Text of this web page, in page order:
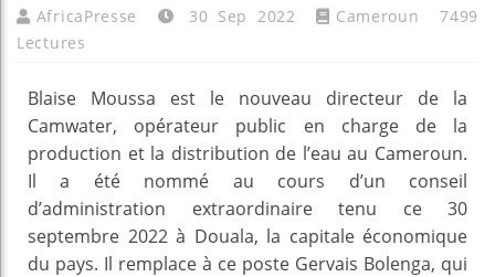
AfricaPresse 30 Sep 2022 Cameroun
7499
Lectures
Blaise Moussa est le nouveau directeur de la
Camwater, opérateur public en charge de la
production et la distribution de l’eau au Cameroun.
Il a été nommé au cours d’un conseil
d’administration extraordinaire tenu ce 30
septembre 2022 à Douala, la capitale économique
du pays. Il remplace à ce poste Gervais Bolenga, qui